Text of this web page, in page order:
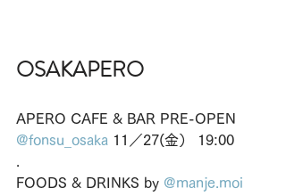
OSAKAPERO
APERO CAFE & BAR PRE-OPEN
@fonsu_osaka 11／27(金） 19:00
.
FOODS & DRINKS by @manje.moi